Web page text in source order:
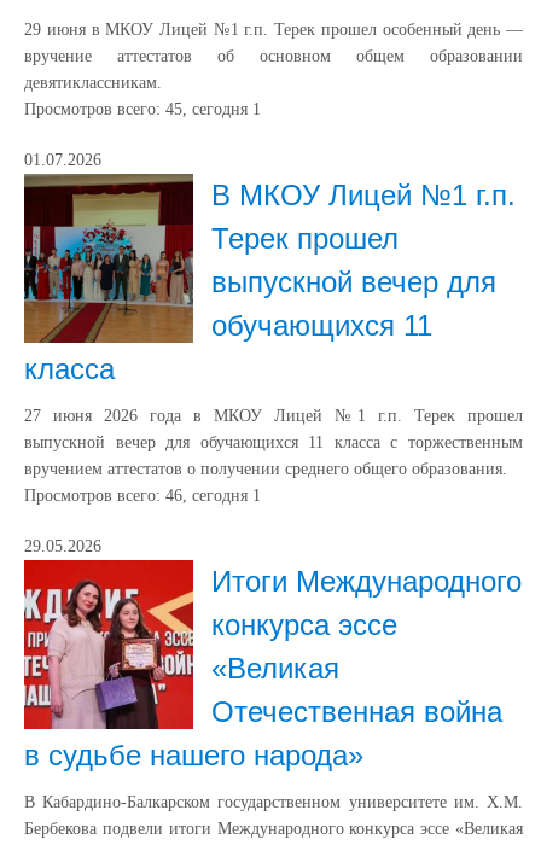
29 июня в МКОУ Лицей №1 г.п. Терек прошел особенный день —
вручение аттестатов об основном общем образовании
девятиклассникам.
Просмотров всего: 45, сегодня 1
01.07.2026
В МКОУ Лицей №1 г.п.
Терек прошел
выпускной вечер для
обучающихся 11
класса
27 июня 2026 года в МКОУ Лицей №1 г.п. Терек прошел
выпускной вечер для обучающихся 11 класса с торжественным
вручением аттестатов о получении среднего общего образования.
Просмотров всего: 46, сегодня 1
29.05.2026
Итоги Международного
конкурса эссе
«Великая
Отечественная война
в судьбе нашего народа»
В Кабардино-Балкарском государственном университете им. Х.М.
Бербекова подвели итоги Международного конкурса эссе «Великая